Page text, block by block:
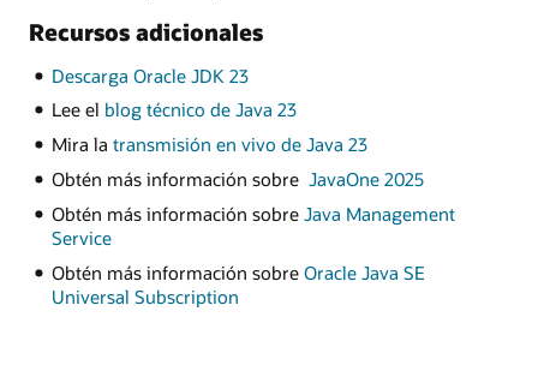
Recursos adicionales
Descarga Oracle JDK 23
Lee el blog técnico de Java 23
Mira la transmisión en vivo de Java 23
Obtén más información sobre JavaOne 2025
Obtén más información sobre Java Management
Service
Obtén más información sobre Oracle Java SE
Universal Subscription